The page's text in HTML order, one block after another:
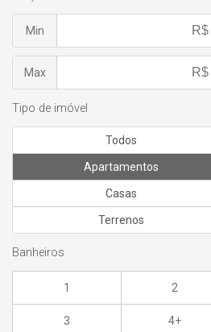
Min
Max
Tipo de imóvel
Todos
Apartamentos
Casas
Terrenos
Banheiros
1 2
3 4+